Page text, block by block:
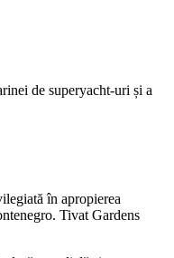
de superyacht-uri și a
în apropierea
Tivat Gardens